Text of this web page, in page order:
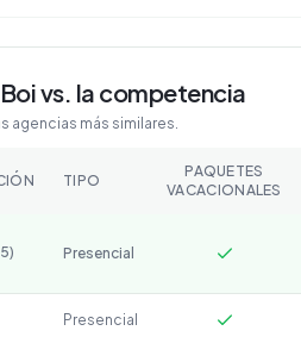
vs. la competencia
agencias más similares.
TIPO
PAQUETES
VACACIONALES
) Presencial
Presencial